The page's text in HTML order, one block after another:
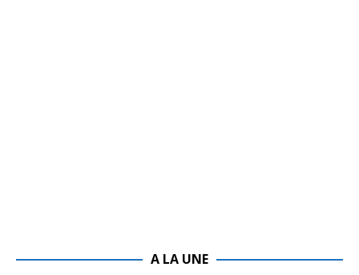
A LA UNE